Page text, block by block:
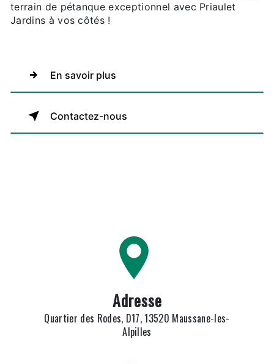
terrain de pétanque exceptionnel avec Priaulet
Jardins à vos côtés !
En savoir plus
Contactez-nous
Adresse
Quartier des Rodes, D17, 13520 Maussane-les-
Alpilles